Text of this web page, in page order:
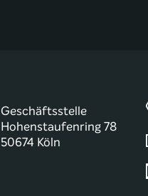
Geschäftsstelle
Hohenstaufenring 78
50674 Köln